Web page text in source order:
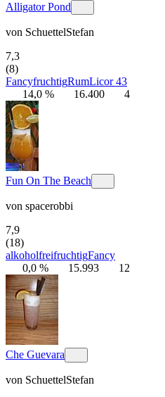
Alligator Pond
von SchuettelStefan
7,3
(8)
FancyfruchtigRumLicor 43
14,0 %
16.400 4
Fun On The Beach
von spacerobbi
7,9
(18)
alkoholfreifruchtigFancy
0,0 %
15.993 12
Che Guevara
von SchuettelStefan